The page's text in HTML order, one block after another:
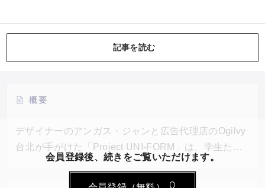
記事を読む
概要
デザイナーのアンガス・ジャンと広告代理店のOgilvy
台北が手がけた「Project UNI-FORM」は、学生たち
の多様性と個性を尊重するめるためのプロジェクト
会員登録後、続きをご覧いただけます。